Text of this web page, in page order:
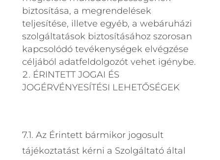
biztosítása, a megrendelések
teljesítése, illetve egyéb, a webáruházi
szolgáltatások biztosításához szorosan
kapcsolódó tevékenységek elvégzése
céljából adatfeldolgozót vehet igénybe.
ÉRINTETT JOGAI ÉS
JOGÉRVÉNYESÍTÉSI LEHETŐSÉGEK
7.1. Az Érintett bármikor jogosult
tájékoztatást kérni a Szolgáltató által